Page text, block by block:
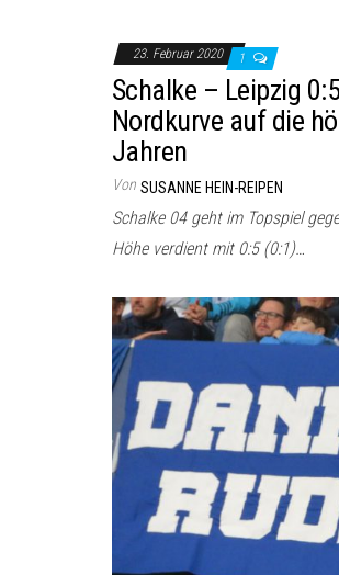
23. Februar 2020 1
Schalke – Leipzig
Nordkurve auf die
Jahren
Von SUSANNE HEIN-REIPEN
Schalke 04 geht im Topspiel
Höhe verdient mit 0:5 (0:1)…